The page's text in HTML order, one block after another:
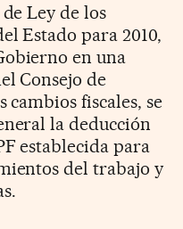
Ley de los
Estado para 2010,
en una
Consejo de
fiscales, se
la deducción
establecida para
del trabajo y